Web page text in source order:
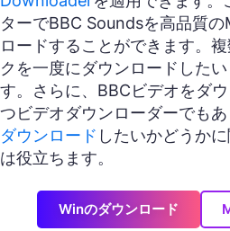
ターでBBC Soundsを高品質
ロードすることができます。
クを一度にダウンロードした
す。さらに、BBCビデオをダ
つビデオダウンローダーでもあ
ダウンロード したいかどうか
は役立ちます。
Winのダウンロード